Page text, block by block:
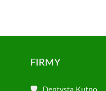
FIRMY
Dentysta Kutno